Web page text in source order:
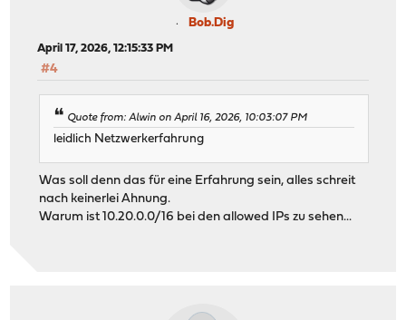
Bob.Dig
April 17, 2026, 12:15:33 PM
#4
Quote from: Alwin on April 16, 2026, 10:03:07 PM
leidlich Netzwerkerfahrung
Was soll denn das für eine Erfahrung sein, alles schreit
nach keinerlei Ahnung.
Warum ist 10.20.0.0/16 bei den allowed IPs zu sehen...